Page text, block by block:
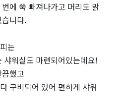
에 쑥 빠져나가고 머리도 맑
니다.
는
샤워실도 마련되어있는데요!
했고
구비되어 있어 편하게 샤워